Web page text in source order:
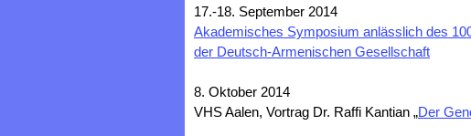
17.-18. September 2014
Akademisches Symposium anlässlich des
der Deutsch-Armenischen Gesellschaft
8. Oktober 2014
VHS Aalen, Vortrag Dr. Raffi Kantian „Der